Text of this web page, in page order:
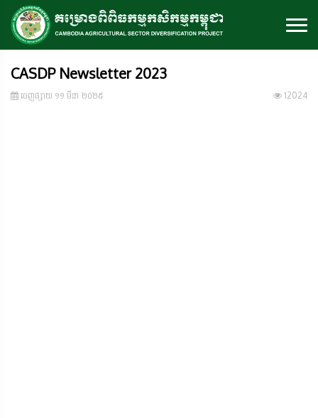
CASDP Newsletter 2023
ចេញ​ផ្សាយ​ ១១ មីនា ២០២៥ 12024